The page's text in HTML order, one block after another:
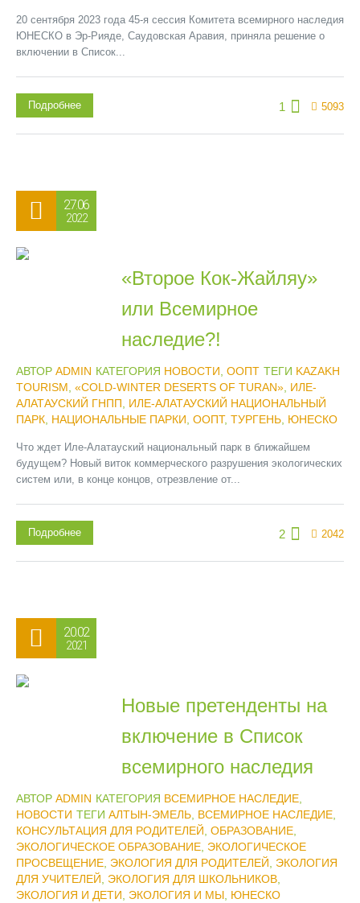
20 сентября 2023 года 45-я сессия Комитета всемирного наследия
ЮНЕСКО в Эр-Рияде, Саудовская Аравия, приняла решение о
включении в Список...
1 5093
Подробнее
27.06
2022
«Второе Кок-Жайляу»
или Всемирное
наследие?!
АВТОР ADMIN КАТЕГОРИЯ НОВОСТИ ООПТ ТЕГИ KAZAKH
TOURISM «COLD-WINTER DESERTS OF TURAN» ИЛЕ-
АЛАТАУСКИЙ ГНПП
ИЛЕ-АЛАТАУСКИЙ НАЦИОНАЛЬНЫЙ
ПАРК НАЦИОНАЛЬНЫЕ ПАРКИ ООПТ, ТУРГЕНЬ ЮНЕСКО
Что ждет Иле-Алатауский национальный парк в ближайшем
будущем? Новый виток коммерческого разрушения экологических
систем или, в конце концов, отрезвление от...
2 2042
Подробнее
20.02
2021
Новые претенденты на
включение в Список
всемирного наследия
АВТОР ADMIN КАТЕГОРИЯ ВСЕМИРНОЕ НАСЛЕДИЕ
НОВОСТИ ТЕГИ АЛТЫН-ЭМЕЛЬ ВСЕМИРНОЕ НАСЛЕДИЕ
КОНСУЛЬТАЦИЯ ДЛЯ РОДИТЕЛЕЙ ОБРАЗОВАНИЕ
ЭКОЛОГИЧЕСКОЕ ОБРАЗОВАНИЕ ЭКОЛОГИЧЕСКОЕ
ПРОСВЕЩЕНИЕ ЭКОЛОГИЯ ДЛЯ РОДИТЕЛЕЙ
ЭКОЛОГИЯ
ДЛЯ УЧИТЕЛЕЙ
ЭКОЛОГИЯ ДЛЯ ШКОЛЬНИКОВ
ЭКОЛОГИЯ И ДЕТИ
ЭКОЛОГИЯ И МЫ ЮНЕСКО